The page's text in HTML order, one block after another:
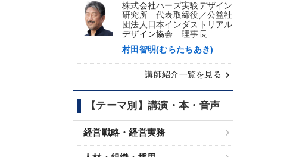
株式会社ハーズ実験デザイン
研究所 代表取締役／公益社
団法人日本インダストリアル
デザイン協会 理事長
村田智明(むらたちあき)
講師紹介一覧を見る keyboard_arrow_right
【テーマ別】講演・本・音声
経営戦略・経営実務